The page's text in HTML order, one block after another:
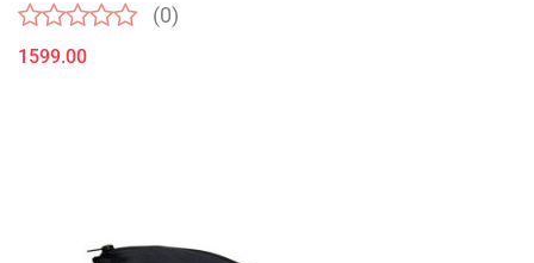
(0)
1599.00